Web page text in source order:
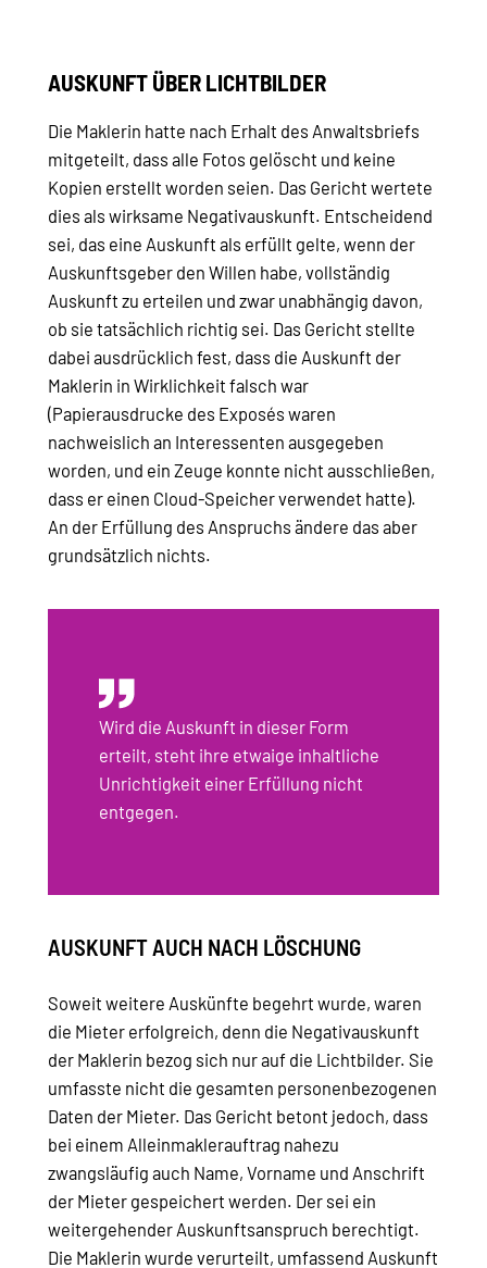
AUSKUNFT ÜBER LICHTBILDER
Die Maklerin hatte nach Erhalt des Anwaltsbriefs
mitgeteilt, dass alle Fotos gelöscht und keine
Kopien erstellt worden seien. Das Gericht wertete
dies als wirksame Negativauskunft. Entscheidend
sei, das eine Auskunft als erfüllt gelte, wenn der
Auskunftsgeber den Willen habe, vollständig
Auskunft zu erteilen und zwar unabhängig davon,
ob sie tatsächlich richtig sei. Das Gericht stellte
dabei ausdrücklich fest, dass die Auskunft der
Maklerin in Wirklichkeit falsch war
(Papierausdrucke des Exposés waren
nachweislich an Interessenten ausgegeben
worden, und ein Zeuge konnte nicht ausschließen,
dass er einen Cloud-Speicher verwendet hatte).
An der Erfüllung des Anspruchs ändere das aber
grundsätzlich nichts.
Wird die Auskunft in dieser Form
erteilt, steht ihre etwaige inhaltliche
Unrichtigkeit einer Erfüllung nicht
entgegen.
AUSKUNFT AUCH NACH LÖSCHUNG
Soweit weitere Auskünfte begehrt wurde, waren
die Mieter erfolgreich, denn die Negativauskunft
der Maklerin bezog sich nur auf die Lichtbilder. Sie
umfasste nicht die gesamten personenbezogenen
Daten der Mieter. Das Gericht betont jedoch, dass
bei einem Alleinmaklerauftrag nahezu
zwangsläufig auch Name, Vorname und Anschrift
der Mieter gespeichert werden. Der sei ein
weitergehender Auskunftsanspruch berechtigt.
Die Maklerin wurde verurteilt, umfassend Auskunft